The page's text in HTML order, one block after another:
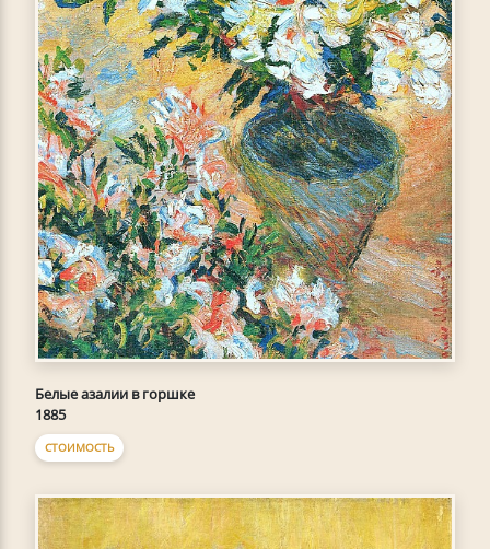
Белые азалии в горшке
1885
СТОИМОСТЬ